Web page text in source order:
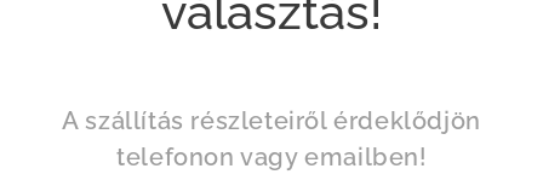
választás!
A szállítás részleteiről érdeklődjön
telefonon vagy emailben!